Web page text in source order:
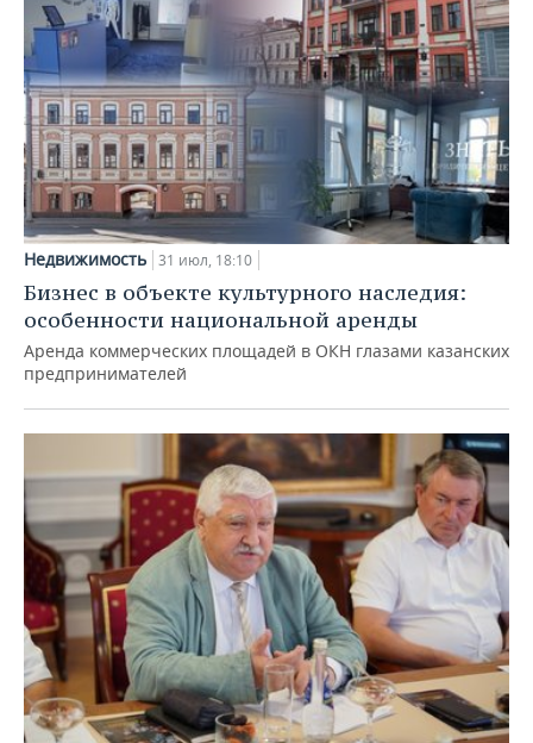
Недвижимость 31 июл, 18:10
Бизнес в объекте культурного наследия:
особенности национальной аренды
Аренда коммерческих площадей в ОКН глазами казанских
предпринимателей